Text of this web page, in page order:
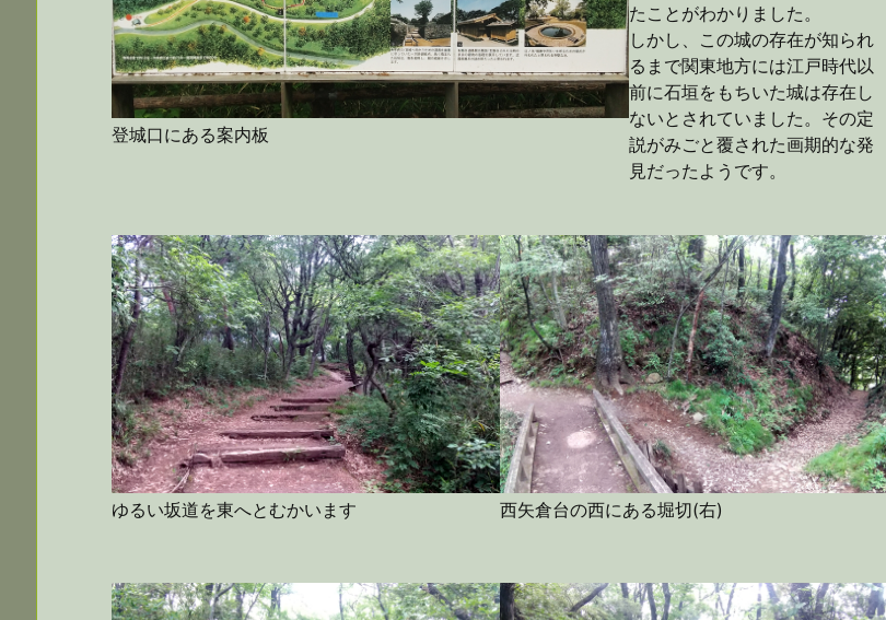
登城口にある案内板
たことがわかりました。
しかし、この城の存在が知られ
るまで関東地方には江戸時代以
前に石垣をもちいた城は存在し
ないとされていました。その定
説がみごと覆された画期的な発
見だったようです。
ゆるい坂道を東へとむかいます 西矢倉台の西にある堀切(右)